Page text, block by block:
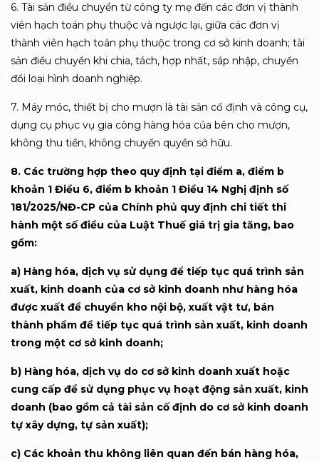
6. Tài sản điều chuyển từ công ty mẹ đến các đơn vị thành
viên hạch toán phụ thuộc và ngược lại, giữa các đơn vị
thành viên hạch toán phụ thuộc trong cơ sở kinh doanh; tài
sản điều chuyển khi chia, tách, hợp nhất, sáp nhập, chuyển
đổi loại hình doanh nghiệp.
7. Máy móc, thiết bị cho mượn là tài sản cố định và công cụ,
dụng cụ phục vụ gia công hàng hóa của bên cho mượn,
không thu tiền, không chuyển quyền sở hữu.
8. Các trường hợp theo quy định tại điểm a, điểm b
khoản 1 Điều 6, điểm b khoản 1 Điều 14 Nghị định số
181/2025/NĐ-CP của Chính phủ quy định chi tiết thi
hành một số điều của Luật Thuế giá trị gia tăng, bao
gồm:
a) Hàng hóa, dịch vụ sử dụng để tiếp tục quá trình sản
xuất, kinh doanh của cơ sở kinh doanh như hàng hóa
được xuất để chuyển kho nội bộ, xuất vật tư, bán
thành phẩm để tiếp tục quá trình sản xuất, kinh doanh
trong một cơ sở kinh doanh;
b) Hàng hóa, dịch vụ do cơ sở kinh doanh xuất hoặc
cung cấp để sử dụng phục vụ hoạt động sản xuất, kinh
doanh (bao gồm cả tài sản cố định do cơ sở kinh doanh
tự xây dựng, tự sản xuất);
c) Các khoản thu không liên quan đến bán hàng hóa,